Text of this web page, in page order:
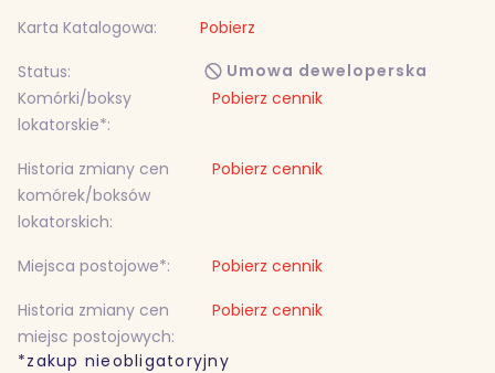
Karta Katalogowa:
Pobierz
Status:
Umowa deweloperska
Komórki/boksy
lokatorskie*:
Pobierz cennik
Historia zmiany cen
komórek/boksów
lokatorskich:
Pobierz cennik
Miejsca postojowe*:
Pobierz cennik
Historia zmiany cen
miejsc postojowych:
Pobierz cennik
*zakup nieobligatoryjny